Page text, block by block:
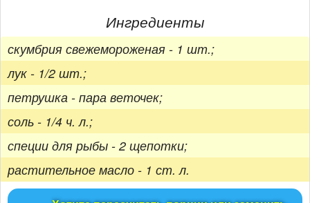
Ингредиенты
скумбрия свежемороженая - 1 шт.;
лук - 1/2 шт.;
петрушка - пара веточек;
соль - 1/4 ч. л.;
специи для рыбы - 2 щепотки;
растительное масло - 1 ст. л.